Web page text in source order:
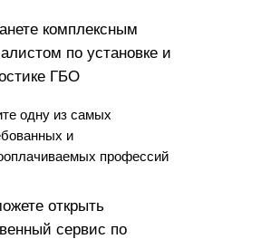
комплексным
по установке и
ГБО
открыть
сервис по
одну из самых
и
профессий